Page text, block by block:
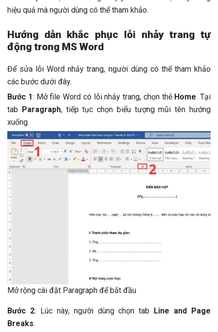
hiệu quả mà người dùng có thể tham khảo.
Hướng dẫn khắc phục lỗi nhảy trang tự
động trong MS Word
Để sửa lỗi Word nhảy trang, người dùng có thể tham khảo
các bước dưới đây.
Bước 1: Mở file Word có lỗi nhảy trang, chọn thẻ Home. Tại
tab Paragraph, tiếp tục chọn biểu tượng mũi tên hướng
xuống.
Mở rộng cài đặt Paragraph để bắt đầu
Bước 2: Lúc này, người dùng chọn tab Line and Page
Breaks.